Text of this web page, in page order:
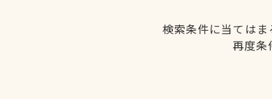
検索条件に当てはま
再度条